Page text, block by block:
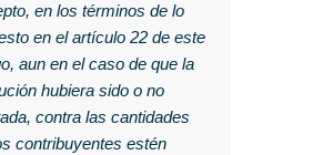
en los términos de lo
en el artículo 22 de este
aun en el caso de que la
hubiera sido o no
contra las cantidades
contribuyentes estén